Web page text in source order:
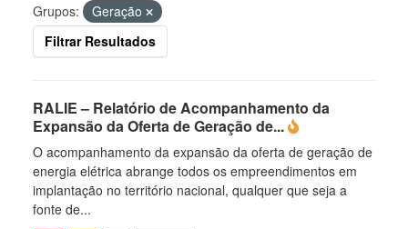
Grupos:
Geração
Filtrar Resultados
RALIE – Relatório de Acompanhamento da
Expansão da Oferta de Geração de...
O acompanhamento da expansão da oferta de geração de
energia elétrica abrange todos os empreendimentos em
implantação no território nacional, qualquer que seja a
fonte de...